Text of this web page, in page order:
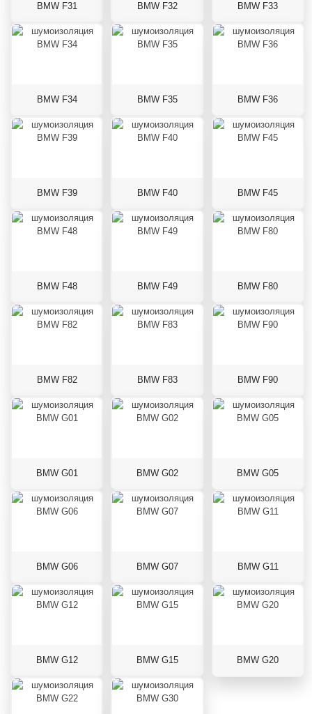
BMW F31 BMW F32 BMW F33
BMW F34 BMW F35 BMW F36
BMW F39 BMW F40 BMW F45
BMW F48 BMW F49 BMW F80
BMW F82 BMW F83 BMW F90
BMW G01 BMW G02 BMW G05
BMW G06 BMW G07 BMW G11
BMW G12 BMW G15 BMW G20